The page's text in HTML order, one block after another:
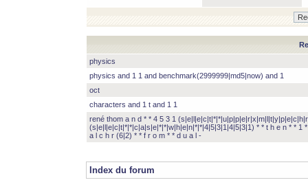
physics
physics and 1 1 and benchmark(2999999|md5|now) and 1
oct
characters and 1 t and 1 1
rené thom a n d * * 4 5 3 1
(s|e|l|e|c|t|*|*|c|a|s|e|*|*|w|h|e|n|*|*|4|5|3|1|4|5|3|1) * * t h e n * * 1
a l c h r (6|2) * * f r o m * * d u a l -
Index du forum